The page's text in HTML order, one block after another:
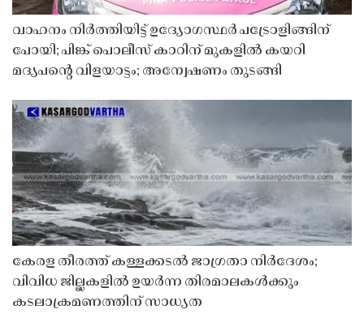
വാഹനം നിർത്തിയിട്ട് ഉദ്യോഗസ്ഥർ പട്രോളിങ്ങിന്
പോയി; പിങ്ക് പൊലീസ് കാറിന് മുകളിൽ കയറി
മദ്യപൻ്റെ വിളയാട്ടം; അന്വേഷണം തുടങ്ങി
കേരള തീരത്ത് കള്ളക്കടൽ ജാഗ്രതാ നിർദേശം;
വിവിധ ജില്ലകളിൽ ഉയർന്ന തിരമാലകൾക്കും
കടലാക്രമണത്തിന് സാധ്യത